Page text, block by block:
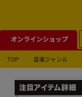
オンラインショップ
TOP 音楽ジャンル